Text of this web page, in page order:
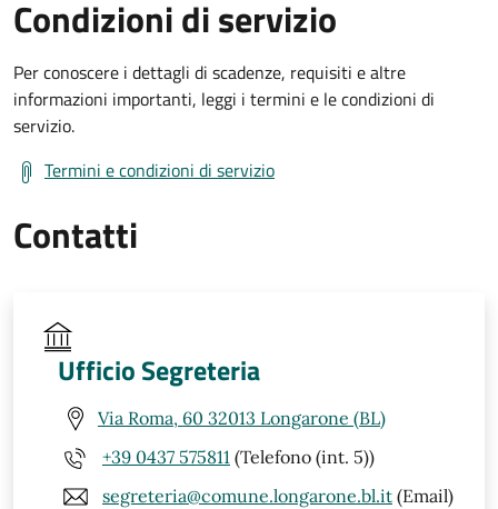
Condizioni di servizio
Per conoscere i dettagli di scadenze, requisiti e altre
informazioni importanti, leggi i termini e le condizioni di
servizio.
Termini e condizioni di servizio
Contatti
Ufficio Segreteria
Via Roma, 60 32013 Longarone (BL)
+39 0437 575811 (Telefono (int. 5))
segreteria@comune.longarone.bl.it (Email)